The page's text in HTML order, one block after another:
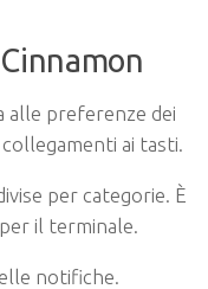
alle preferenze dei
ai tasti.
per categorie. È
il terminale.
notifiche.